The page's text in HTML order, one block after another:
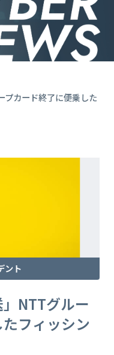
プカード終了に便乗した
ント
」NTTグルー
フィッシン